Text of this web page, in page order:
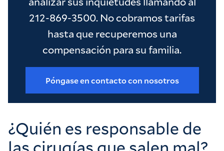
212-869-3500. No cobramos tarifas
hasta que recuperemos una
compensación para su familia.
Póngase en contacto con nosotros
¿Quién es responsable de